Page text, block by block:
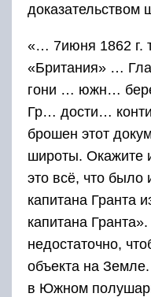
доказательством
«… 7июня 1862 г.
«Британия» …
гони … южн…
Гр… дости…
брошен этот
широты.
это всё, что было
капитана Гранта
капитана
недостаточно,
объекта на
в Южном